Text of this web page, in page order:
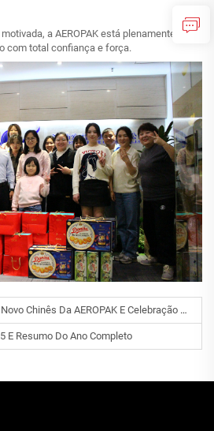
a AEROPAK está plenamente prep
com total confiança e força.
Da AEROPAK E Celebração De Aniversário De Fevereiro
E Resumo Do Ano Completo